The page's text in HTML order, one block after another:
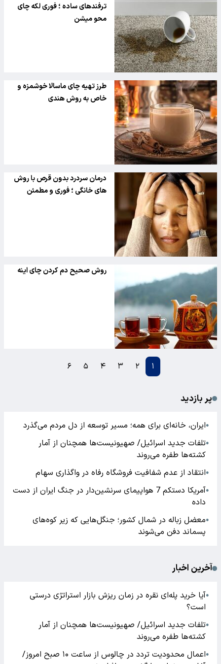
ترفندهای ساده ؛ فوری لکه چای
محو میشن
طرز تهیه چای ماسالا خوشمزه و
خاص به روش هندی
درمان سردرد بدون قرص با روش
های خانگی ؛ فوری و مطمئن
روش صحیح دم کردن چای اینه
۱ ۲ ۳ ۴ ۵ ۶
پر بازدید
●ایران، خانه‌ای برای همه؛ مسیر توسعه از دل مردم می‌گذرد
●تلفات جدید اسرائیل/ صهیونیست‌ها همچنان از آمار
کشته‌ها طفره می‌روند
●انتقاد از عدم شفافیت فروشگاه رفاه در واگذاری سهام
●
آمریکا دستکم 7 هواپیمای سرنشین‌دار در جنگ ایران از دست
داده
●معضل زباله در شمال کشور؛ جنگل‌هایی که زیر کوه‌های
پسماند دفن می‌شوند
آخرین اخبار
●آیا خرید پله‌ای نقره در زمان ریزش بازار استراتژی درستی
است؟
●تلفات جدید اسرائیل/ صهیونیست‌ها همچنان از آمار
کشته‌ها طفره می‌روند
●
اعمال محدودیت تردد در چالوس از ساعت ۱۰ صبح امروز/